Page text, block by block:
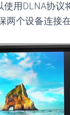
用DLNA协
两个设备连接